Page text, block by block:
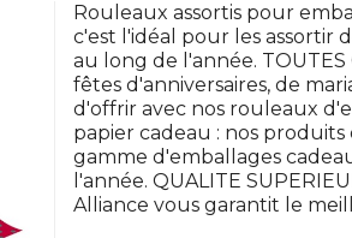
Rouleaux assortis pour
c'est l'idéal pour les assortir
au long de l'année. TOUTES
fêtes d'anniversaires, de
d'offrir avec nos rouleaux
papier cadeau : nos
gamme d'emballages
l'année. QUALITE
Alliance vous garantit le